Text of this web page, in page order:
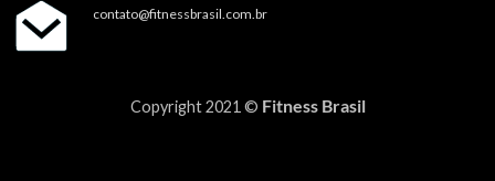
contato@fitnessbrasil.com.br
Copyright 2021 © Fitness Brasil